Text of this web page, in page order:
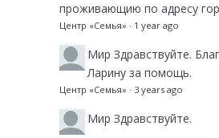
проживающию по адресу
Центр «Семья» · 1 year ago
Мир Здравствуйте.
Ларину за помощь.
Центр «Семья» · 3 years ago
Мир Здравствуйте.